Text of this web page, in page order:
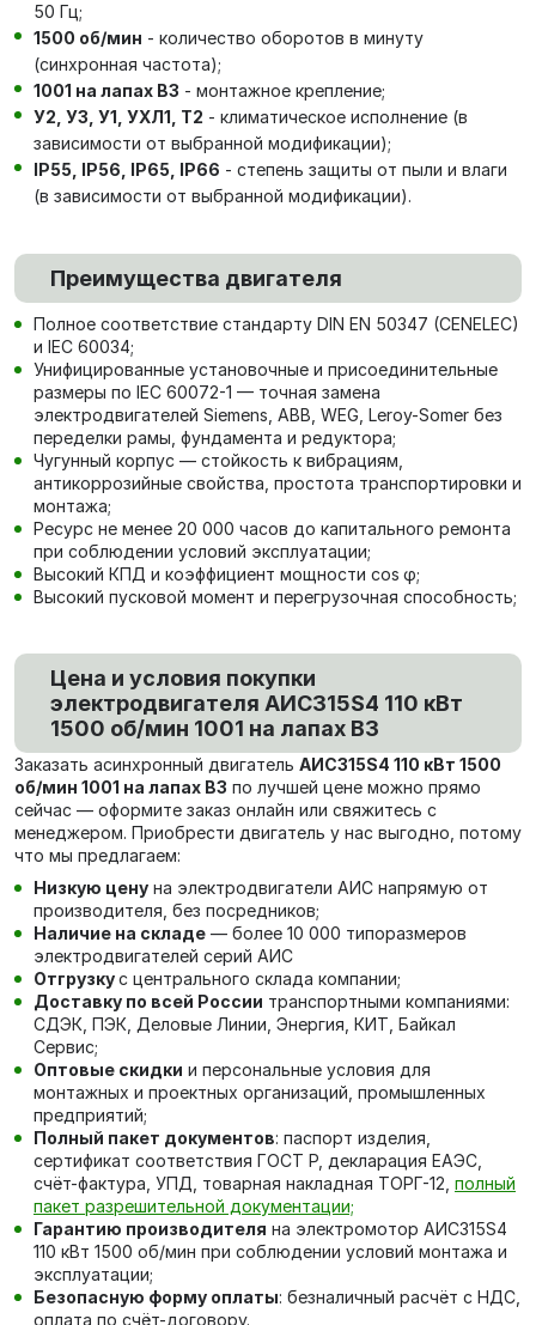
50 Гц;
1500 об/мин - количество оборотов в минуту
(синхронная частота);
1001 на лапах В3 - монтажное крепление;
У2, У3, У1, УХЛ1, Т2 - климатическое исполнение (в
зависимости от выбранной модификации);
IP55, IP56, IP65, IP66 - степень защиты от пыли и влаги
(в зависимости от выбранной модификации).
Преимущества двигателя
Полное соответствие стандарту DIN EN 50347 (CENELEC)
и IEC 60034;
Унифицированные установочные и присоединительные
размеры по IEC 60072-1 — точная замена
электродвигателей Siemens, ABB, WEG, Leroy-Somer без
переделки рамы, фундамента и редуктора;
Чугунный корпус — стойкость к вибрациям,
антикоррозийные свойства, простота транспортировки и
монтажа;
Ресурс не менее 20 000 часов до капитального ремонта
при соблюдении условий эксплуатации;
Высокий КПД и коэффициент мощности cos φ;
Высокий пусковой момент и перегрузочная способность;
Цена и условия покупки
электродвигателя АИС315S4 110 кВт
1500 об/мин 1001 на лапах В3
Заказать асинхронный двигатель АИС315S4 110 кВт 1500
об/мин 1001 на лапах В3 по лучшей цене можно прямо
сейчас — оформите заказ онлайн или свяжитесь с
менеджером. Приобрести двигатель у нас выгодно, потому
что мы предлагаем:
Низкую цену на электродвигатели АИС напрямую от
производителя, без посредников;
Наличие на складе — более 10 000 типоразмеров
электродвигателей серий АИС
Отгрузкус центрального склада компании;
Доставку по всей России транспортными компаниями:
СДЭК, ПЭК, Деловые Линии, Энергия, КИТ, Байкал
Сервис;
Оптовые скидки и персональные условия для
монтажных и проектных организаций, промышленных
предприятий;
Полный пакет документов: паспорт изделия,
сертификат соответствия ГОСТ Р, декларация ЕАЭС,
счёт-фактура, УПД, товарная накладная ТОРГ-12, полный
пакет разрешительной документации;
Гарантию производителя на электромотор АИС315S4
110 кВт 1500 об/мин при соблюдении условий монтажа и
эксплуатации;
Безопасную форму оплаты: безналичный расчёт с НДС,
оплата по счёт-договору.